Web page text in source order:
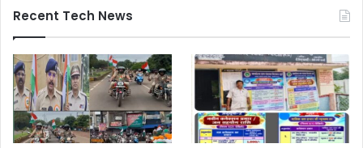
Recent Tech News